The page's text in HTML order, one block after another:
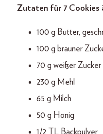
Zutaten für 7 Cookies
100 g Butter,
100 g brauner
70 g weißer Zucker
230 g Mehl
65 g Milch
50 g Honig
1/2 TL Backpulver